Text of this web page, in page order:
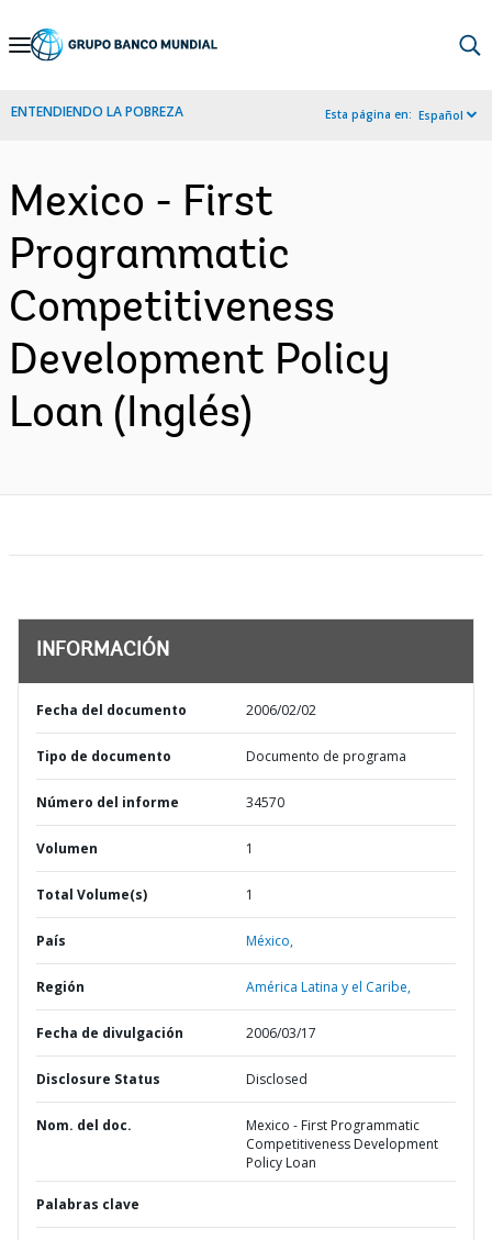
Skip
Navigation
ENTENDIENDO LA POBREZA Esta página en: Español
Mexico - First
Programmatic
Competitiveness
Development Policy
Loan (Inglés)
INFORMACIÓN
Fecha del documento 2006/02/02
Tipo de documento Documento de programa
Número del informe 34570
Volumen 1
Total Volume(s) 1
País México,
Región América Latina y el Caribe,
Fecha de divulgación 2006/03/17
Disclosure Status Disclosed
Nom. del doc.
Mexico - First Programmatic
Competitiveness Development
Policy Loan
Palabras clave